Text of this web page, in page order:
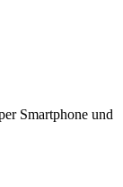
Smartphone und